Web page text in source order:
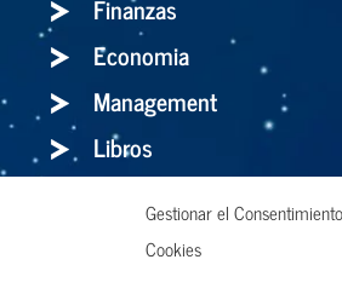
Gestionar el
Cookies
Finanzas
Economia
Management
Libros
Holaluz: para bien o para